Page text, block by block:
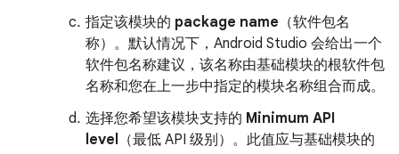
指定该模块的 package name （软件包名
称）。默认情况下，Android Studio 会给出一个
软件包名称建议，该名称由基础模块的根软件包
名称和您在上一步中指定的模块名称组合而成。
选择您希望该模块支持的 Minimum API
level （最低 API 级别）。此值应与基础模块的